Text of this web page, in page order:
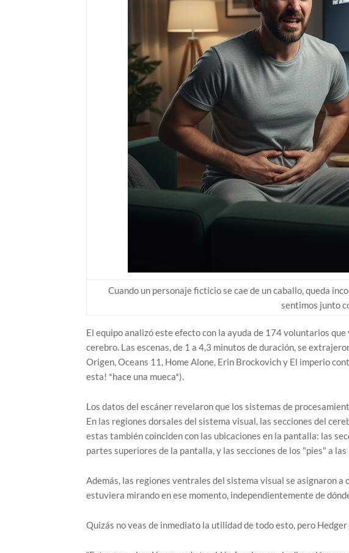
Cuando un personaje ficticio se cae de un caballo, queda
sentimos junto
El equipo analizó este efecto con la ayuda de 174 voluntarios
cerebro. Las escenas, de 1 a 4,3 minutos de duración, se
Origen, Oceans 11, Home Alone, Erin Brockovich y El imperio
esta! *hace una mueca*).
Los datos del escáner revelaron que los sistemas de
En las regiones dorsales del sistema visual, las secciones del
estas también coinciden con las ubicaciones en la pantalla: las
partes superiores de la pantalla, y las secciones de los "pies" a
Además, las regiones ventrales del sistema visual se asignaron
estuviera mirando en ese momento, independientemente de
Quizás no veas de inmediato la utilidad de todo esto, pero